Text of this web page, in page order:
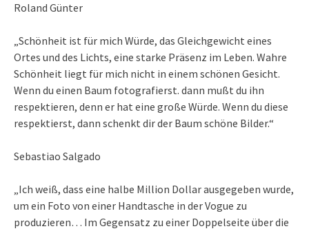
Roland Günter
„Schönheit ist für mich Würde, das Gleichgewicht eines
Ortes und des Lichts, eine starke Präsenz im Leben. Wahre
Schönheit liegt für mich nicht in einem schönen Gesicht.
Wenn du einen Baum fotografierst. dann mußt du ihn
respektieren, denn er hat eine große Würde. Wenn du diese
respektierst, dann schenkt dir der Baum schöne Bilder.“
Sebastiao Salgado
„Ich weiß, dass eine halbe Million Dollar ausgegeben wurde,
um ein Foto von einer Handtasche in der Vogue zu
produzieren… Im Gegensatz zu einer Doppelseite über die